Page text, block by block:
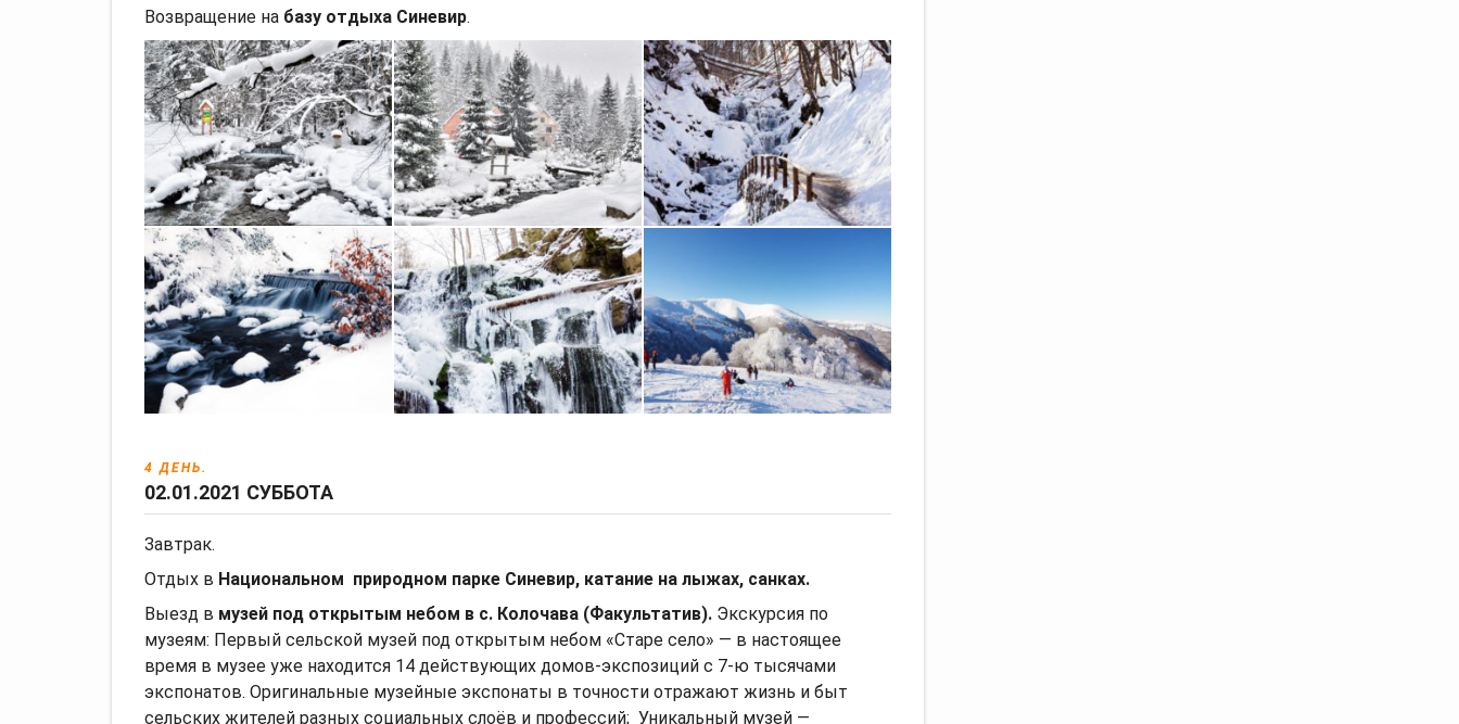
Возвращение на базу отдыха Синевир.
4 ДЕНЬ.
02.01.2021 СУББОТА
Завтрак.
Отдых в Национальном природном парке Синевир, катание на лыжах, санках.
Выезд в музей под открытым небом в с. Колочава (Факультатив). Экскурсия по
музеям: Первый сельской музей под открытым небом «Старе село» — в настоящее
время в музее уже находится 14 действующих домов-экспозиций с 7-ю тысячами
экспонатов. Оригинальные музейные экспонаты в точности отражают жизнь и быт
сельских жителей разных социальных слоёв и профессий; Уникальный музей —